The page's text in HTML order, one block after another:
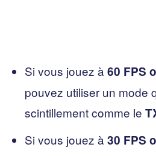
Si vous jouez à 60 FPS
pouvez utiliser un mode
scintillement comme le
Si vous jouez à 30 FPS